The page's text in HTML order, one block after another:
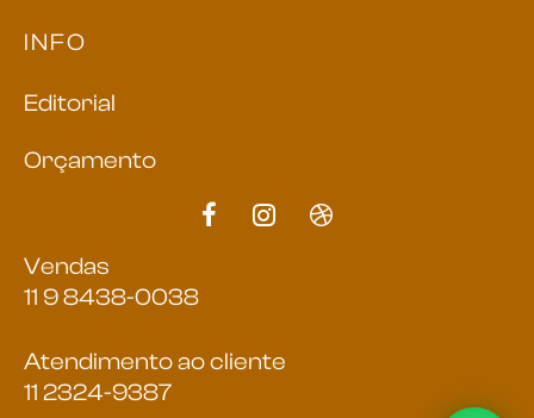
INFO
Editorial
Orçamento
Vendas
11 9 8438-0038
Atendimento ao cliente
11 2324-9387